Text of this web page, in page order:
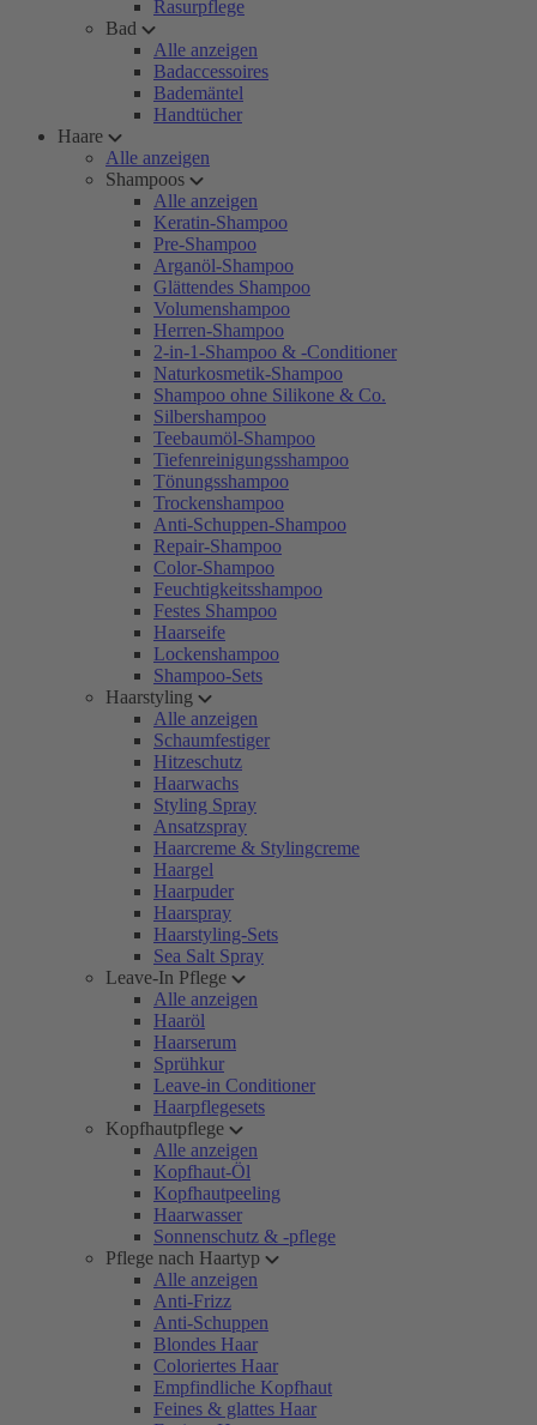
Rasurpflege
Bad
Alle anzeigen
Badaccessoires
Bademäntel
Handtücher
Haare
Alle anzeigen
Shampoos
Alle anzeigen
Keratin-Shampoo
Pre-Shampoo
Arganöl-Shampoo
Glättendes Shampoo
Volumenshampoo
Herren-Shampoo
2-in-1-Shampoo & -Conditioner
Naturkosmetik-Shampoo
Shampoo ohne Silikone & Co.
Silbershampoo
Teebaumöl-Shampoo
Tiefenreinigungsshampoo
Tönungsshampoo
Trockenshampoo
Anti-Schuppen-Shampoo
Repair-Shampoo
Color-Shampoo
Feuchtigkeitsshampoo
Festes Shampoo
Haarseife
Lockenshampoo
Shampoo-Sets
Haarstyling
Alle anzeigen
Schaumfestiger
Hitzeschutz
Haarwachs
Styling Spray
Ansatzspray
Haarcreme & Stylingcreme
Haargel
Haarpuder
Haarspray
Haarstyling-Sets
Sea Salt Spray
Leave-In Pflege
Alle anzeigen
Haaröl
Haarserum
Sprühkur
Leave-in Conditioner
Haarpflegesets
Kopfhautpflege
Alle anzeigen
Kopfhaut-Öl
Kopfhautpeeling
Haarwasser
Sonnenschutz & -pflege
Pflege nach Haartyp
Alle anzeigen
Anti-Frizz
Anti-Schuppen
Blondes Haar
Coloriertes Haar
Empfindliche Kopfhaut
Feines & glattes Haar